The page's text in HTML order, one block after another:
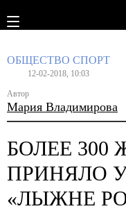
ОБЩЕСТВО СПОРТ
12-02-2018, 10:03
Автор
Мария Владимирова
БОЛЕЕ
ПРИНЯЛО
«ЛЫЖНЕ